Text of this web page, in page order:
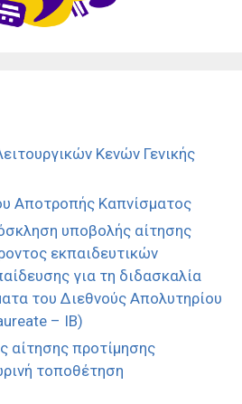
Κενών Γενικής
Αποτροπής Καπνίσματος
υποβολής αίτησης
εκπαιδευτικών
για τη διδασκαλία
του Διεθνούς Απολυτηρίου
– IB)
αίτησης προτίμησης
τοποθέτηση